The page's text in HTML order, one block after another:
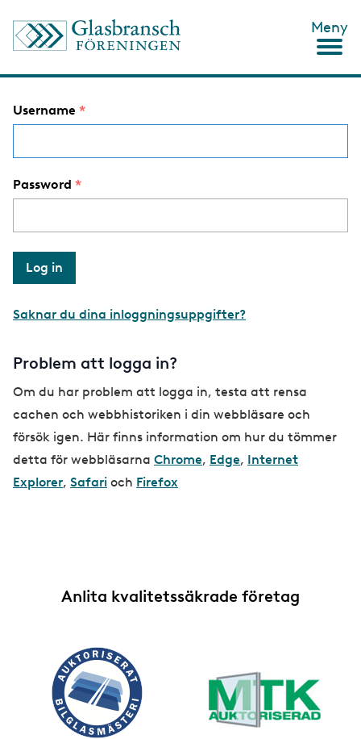
Meny
Username
Password
Saknar du dina inloggningsuppgifter?
Problem att logga in?
Om du har problem att logga in, testa att rensa
cachen och webbhistoriken i din webbläsare och
försök igen. Här finns information om hur du tömmer
detta för webbläsarna Chrome, Edge, Internet
Explorer, Safari och Firefox
Anlita kvalitetssäkrade företag